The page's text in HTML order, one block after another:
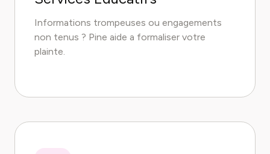
Informations trompeuses ou engagements
non tenus ? Pine aide a formaliser votre
plainte.